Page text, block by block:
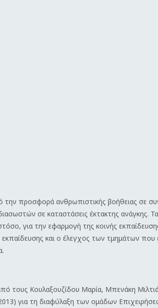
την προσφορά ανθρωπιστικής βοήθειας σε
σε καταστάσεις έκτακτης ανάγκης.
για την εφαρμογή της κοινής
και ο έλεγχος των τμημάτων
τους Κουλαξουζίδου Μαρία, Μπενάκη
για τη διαφύλαξη των ομάδων